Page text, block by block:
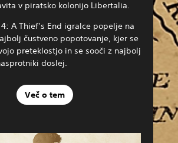
v piratsko kolonijo Libertalia.
4: A Thief’s End igralce popelje na
čustveno popotovanje, kjer se
preteklostjo in se sooči z najbolj
doslej.
Več o tem